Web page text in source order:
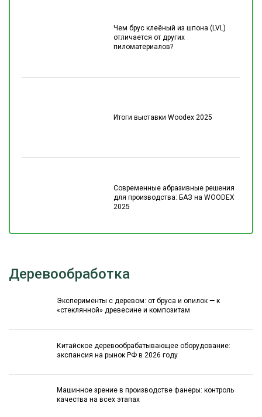
Чем брус клеёный из шпона (LVL)
отличается от других
пиломатериалов?
Итоги выставки Woodex 2025
Современные абразивные решения
для производства: БАЗ на WOODEX
2025
Деревообработка
Эксперименты с деревом: от бруса и опилок — к
«стеклянной» древесине и композитам
Китайское деревообрабатывающее оборудование:
экспансия на рынок РФ в 2026 году
Машинное зрение в производстве фанеры: контроль
качества на всех этапах